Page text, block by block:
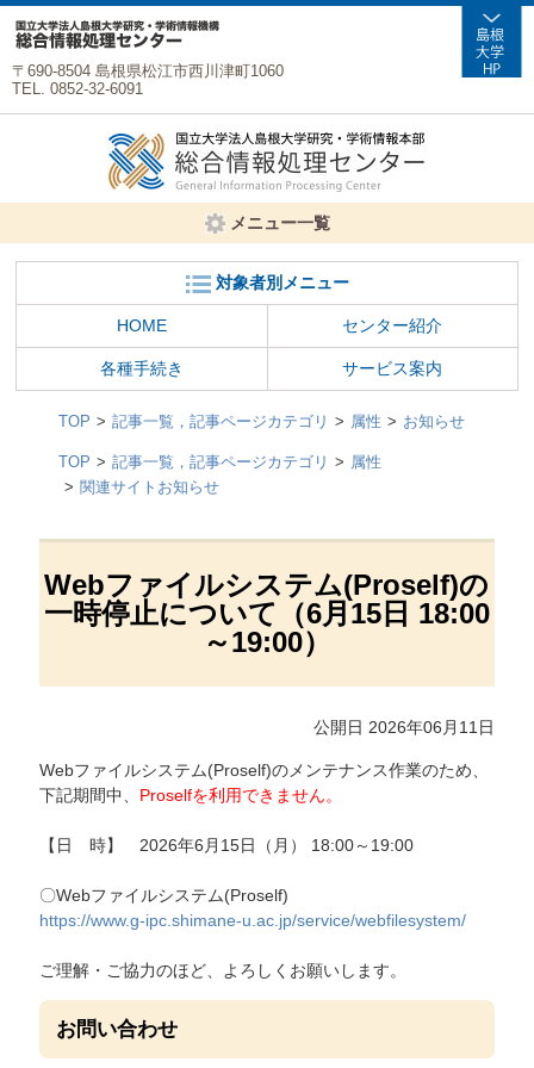
〒690-8504 島根県松江市西川津町1060
TEL. 0852-32-6091
メニュー一覧
対象者別メニュー
HOME センター紹介
各種手続き サービス案内
TOP 記事一覧，記事ページカテゴリ 属性 お知らせ
TOP 記事一覧，記事ページカテゴリ
属性
関連サイトお知らせ
Webファイルシステム(Proself)の
一時停止について（6月15日 18:00
～19:00）
公開日 2026年06月11日
Webファイルシステム(Proself)のメンテナンス作業のため、
下記期間中、 Proselfを利用できません。
【日 時】 2026年6月15日（月） 18:00～19:00
〇Webファイルシステム(Proself)
https://www.g-ipc.shimane-u.ac.jp/service/webfilesystem/
ご理解・ご協力のほど、よろしくお願いします。
お問い合わせ